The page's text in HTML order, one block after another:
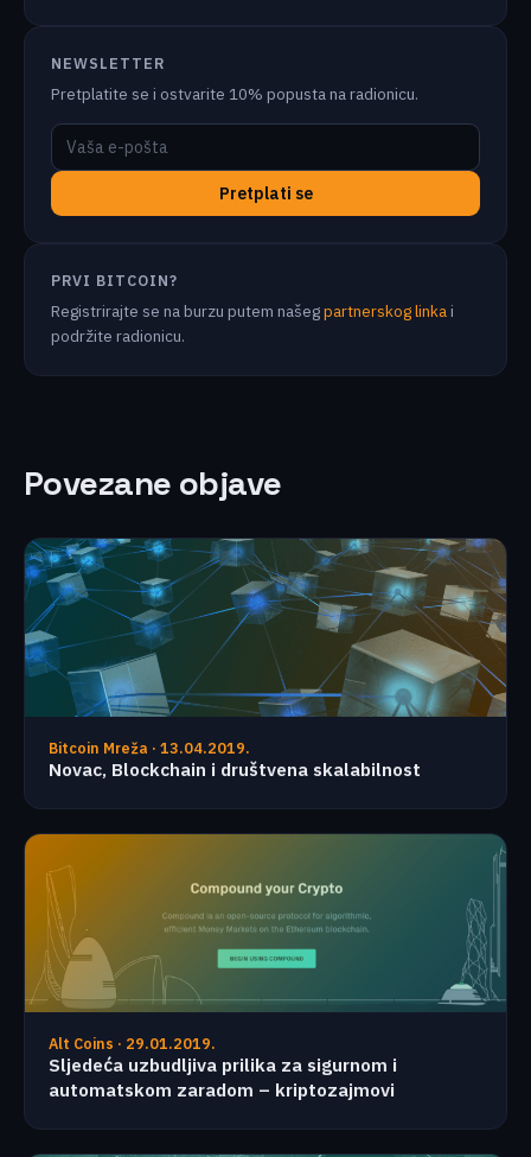
NEWSLETTER
Pretplatite se i ostvarite 10% popusta na radionicu.
Pretplati se
PRVI BITCOIN?
Registrirajte se na burzu putem našegpartnerskog linkai
podržite radionicu.
Povezane objave
Bitcoin Mreža · 13.04.2019.
Novac, Blockchain i društvena skalabilnost
Alt Coins · 29.01.2019.
Sljedeća uzbudljiva prilika za sigurnom i
automatskom zaradom – kriptozajmovi